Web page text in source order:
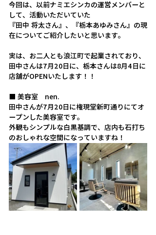
今回は、以前ナミエシンカの運営メンバーと
して、活動いただいていた
『田中 将太さん』、『栃本あゆみさん』の現
在についてご紹介したいと思います。
実は、お二人とも浪江町で起業されており、
田中さんは7月20日に、栃本さんは8月4日に
店舗がOPENいたします！！
■ 美容室　nen.
田中さんが7月20日に権現堂新町通りにてオ
ープンした美容室です。
外観もシンプルな白黒基調で、店内も石打ち
のおしゃれな空間になっていますね！